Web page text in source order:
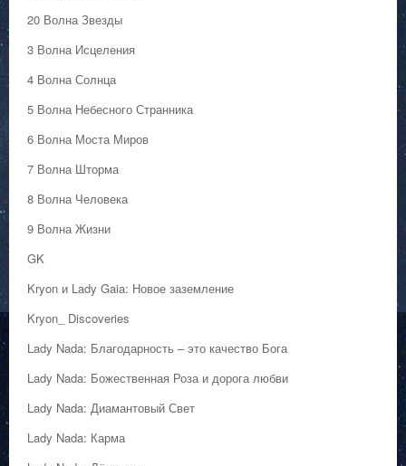
20 Волна Звезды
3 Волна Исцеления
4 Волна Солнца
5 Волна Небесного Странника
6 Волна Моста Миров
7 Волна Шторма
8 Волна Человека
9 Волна Жизни
GK
Kryon и Lady Gaia: Новое заземление
Kryon_ Discoveries
Lady Nada: Благодарность – это качество Бога
Lady Nada: Божественная Роза и дорога любви
Lady Nada: Диамантовый Свет
Lady Nada: Карма